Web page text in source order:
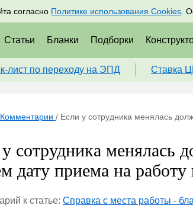
согласно Политике использования Cookies .
Подписаться
Статьи Бланки Подборки
лист по переходу на ЭПД Ставка
Комментарии / Если у сотрудника менялась
сотрудника менялась
дату приема на работу
к статье: Справка с места работы -